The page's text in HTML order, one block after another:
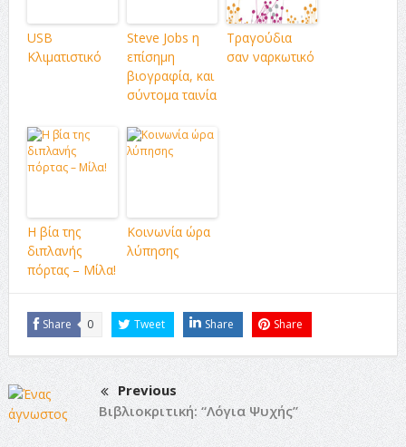
USB
Κλιματιστικό
Steve Jobs η
επίσημη
βιογραφία, και
σύντομα ταινία
Τραγούδια
σαν ναρκωτικό
Η βία της
διπλανής
πόρτας – Μίλα!
Κοινωνία ώρα
λύπησης
Share 0 Tweet Share Share
Previous
Βιβλιοκριτική: “Λόγια Ψυχής”